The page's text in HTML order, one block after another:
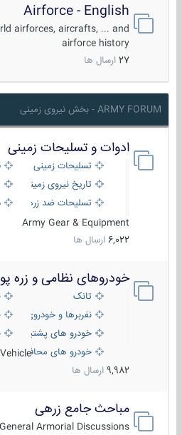
Airforce - English
airforces, aircrafts, ... and
airforce history
27 ارسال ها
ARMY FORUM - بخش نیروی زمینی
ادوات و تسلیحات زمینی
تسلیحات زمینی
تاریخ نیروی زمینی
تسلیحات ضد زره
Army Gear & Equipment
6,022 ارسال ها
خودروهای نظامی و زره
تانک
نفربرها و خودروی های
خودرو های پشتیبانی آتش
خودرو های محافظت شده
Vehicle
9,982 ارسال ها
مباحث جامع زرهی
General Armorial Discussions